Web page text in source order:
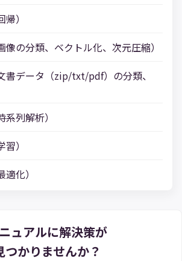
）
像の分類、ベクトル化、次元圧縮）
書データ（zip/txt/pdf）の分類、
列解析）
）
化）
ュアルに解決策が
つかりませんか？